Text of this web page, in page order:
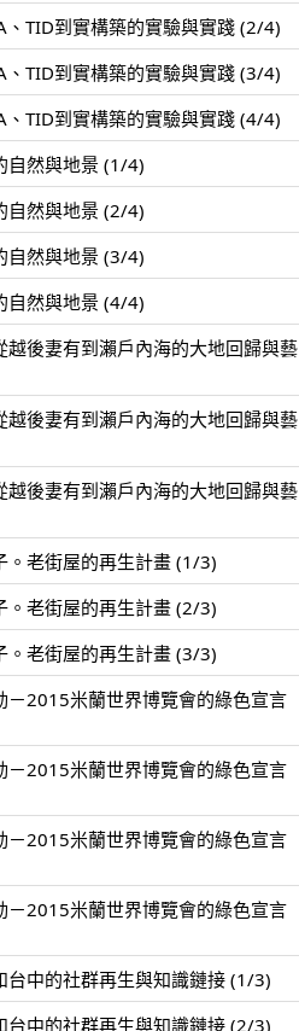
、TID到實構築的實驗與實踐 (2/4)
、TID到實構築的實驗與實踐 (3/4)
、TID到實構築的實驗與實踐 (4/4)
自然與地景 (1/4)
自然與地景 (2/4)
自然與地景 (3/4)
自然與地景 (4/4)
後妻有到瀨戶內海的大地回歸與藝
後妻有到瀨戶內海的大地回歸與藝
後妻有到瀨戶內海的大地回歸與藝
。老街屋的再生計畫 (1/3)
。老街屋的再生計畫 (2/3)
。老街屋的再生計畫 (3/3)
2015米蘭世界博覽會的綠色宣言
2015米蘭世界博覽會的綠色宣言
2015米蘭世界博覽會的綠色宣言
2015米蘭世界博覽會的綠色宣言
中的社群再生與知識鏈接 (1/3)
中的社群再生與知識鏈接 (2/3)